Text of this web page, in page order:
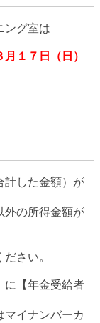
ング室は
１７日（日）
計した金額）が
外の所得金額が
さい。
に【年金受給者
マイナンバーカ